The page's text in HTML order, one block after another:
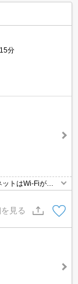
分
トはWi-Fiが無
見る